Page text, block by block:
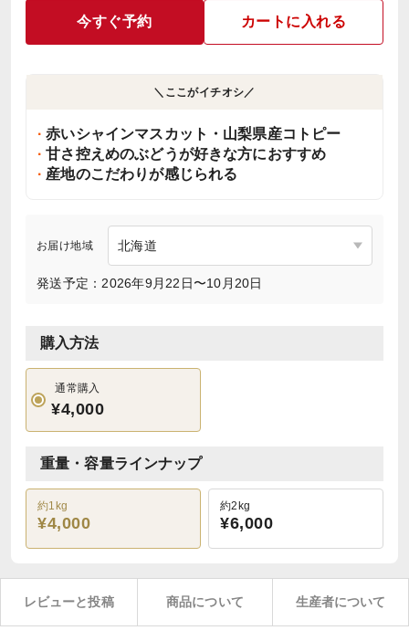
今すぐ予約 カートに入れる
＼ここがイチオシ／
赤いシャインマスカット・山梨県産コトピー
甘さ控えめのぶどうが好きな方におすすめ
産地のこだわりが感じられる
お届け地域
発送予定：2026年9月22日〜10月20日
購入方法
通常購入
¥4,000
重量・容量ラインナップ
約1kg
¥4,000
約2kg
¥6,000
レビューと投稿 商品について 生産者について